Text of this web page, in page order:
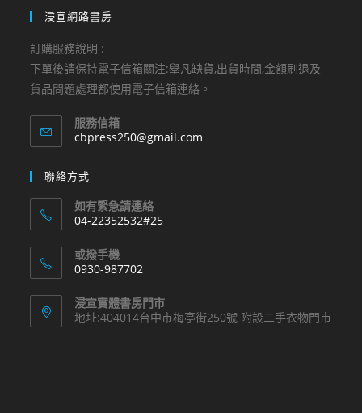
浸宣網路書房
訂購服務說明 :
下單後請保持電子信箱關注:舉凡缺貨,出貨時間,金額刷退及
貨品問題處理都使用電子信箱連絡。
服務信箱
cbpress250@gmail.com
聯絡方式
如有緊急請連絡
04-22352532#25
in
your
application
或撥手機
0930-987702
in
your
浸宣實體書房門市
地址:404014台中市梅亭街250號 附設二手衣物門市